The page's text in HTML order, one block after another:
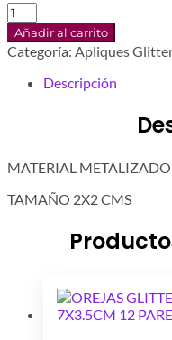
ESTRELLA
METALIZADA
2X2CMS
12
UNDS
Añadir al carrito
Categoría: Apliques
Descripción
MATERIAL METALIZADO
TAMAÑO 2X2 CMS